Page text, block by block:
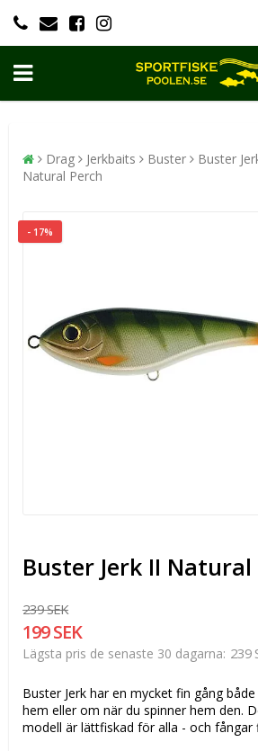
Drag Jerkbaits Buster Buster
Natural Perch
- 17%
Buster Jerk II Natural
239 SEK
199 SEK
Lägsta pris de senaste 30 dagarna 239
Buster Jerk har en mycket fin gång
hem eller om när du spinner hem den.
modell är lättfiskad för alla - och fångar